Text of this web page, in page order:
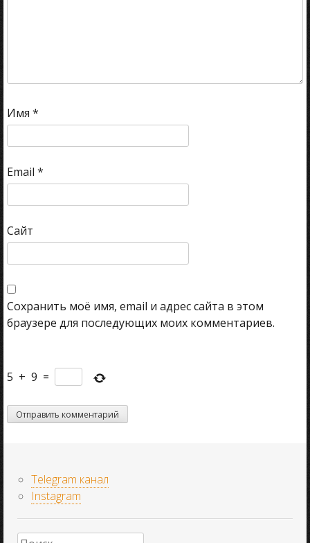
Имя *
Email *
Сайт
Сохранить моё имя, email и адрес сайта в этом
браузере для последующих моих комментариев.
5 + 9 =
Telegram канал
Instagram